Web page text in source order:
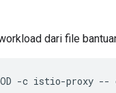
dari file
-c istio-proxy